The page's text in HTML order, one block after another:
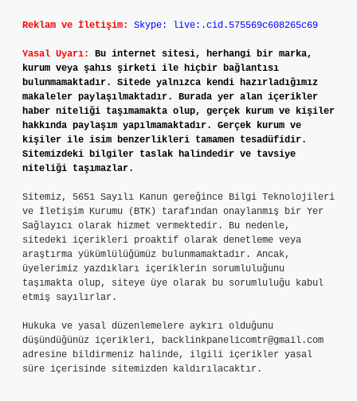
Reklam ve İletişim: Skype: live:.cid.575569c608265c69
Yasal Uyarı:
Bu internet sitesi, herhangi bir marka,
kurum veya şahıs şirketi ile hiçbir bağlantısı
bulunmamaktadır. Sitede yalnızca kendi hazırladığımız
makaleler paylaşılmaktadır. Burada yer alan içerikler
haber niteliği taşımamakta olup, gerçek kurum ve kişiler
hakkında paylaşım yapılmamaktadır. Gerçek kurum ve
kişiler ile isim benzerlikleri tamamen tesadüfidir.
Sitemizdeki bilgiler taslak halindedir ve tavsiye
niteliği taşımazlar.
Sitemiz, 5651 Sayılı Kanun gereğince Bilgi Teknolojileri
ve İletişim Kurumu (BTK) tarafından onaylanmış bir Yer
Sağlayıcı olarak hizmet vermektedir. Bu nedenle,
sitedeki içerikleri proaktif olarak denetleme veya
araştırma yükümlülüğümüz bulunmamaktadır. Ancak,
üyelerimiz yazdıkları içeriklerin sorumluluğunu
taşımakta olup, siteye üye olarak bu sorumluluğu kabul
etmiş sayılırlar.
Hukuka ve yasal düzenlemelere aykırı olduğunu
düşündüğünüz içerikleri, backlinkpanelicomtr@gmail.com
adresine bildirmeniz halinde, ilgili içerikler yasal
süre içerisinde sitemizden kaldırılacaktır.